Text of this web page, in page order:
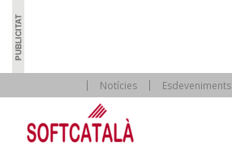
Notícies Esdeveniments